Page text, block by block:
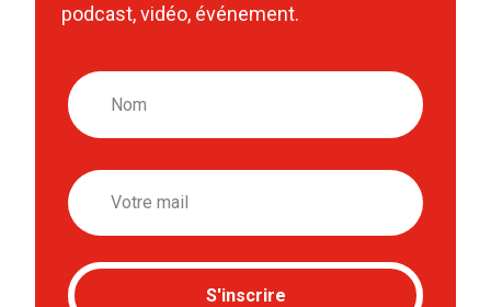
podcast, vidéo, événement.
Nom
Email
S'inscrire